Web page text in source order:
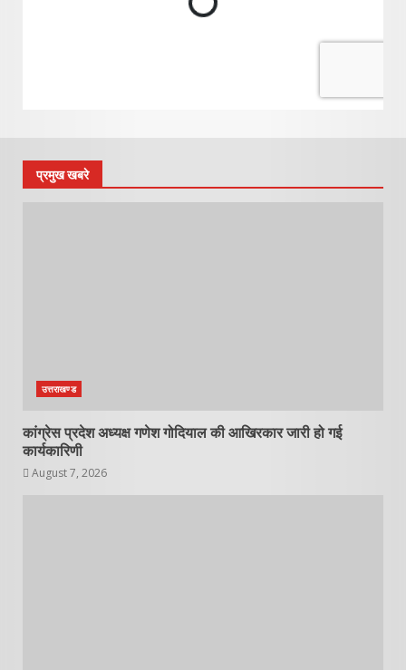
प्रमुख खबरे
उत्तराखण्ड
कांग्रेस प्रदेश अध्यक्ष गणेश गोदियाल की आखिरकार जारी हो गई
कार्यकारिणी
August 7, 2026